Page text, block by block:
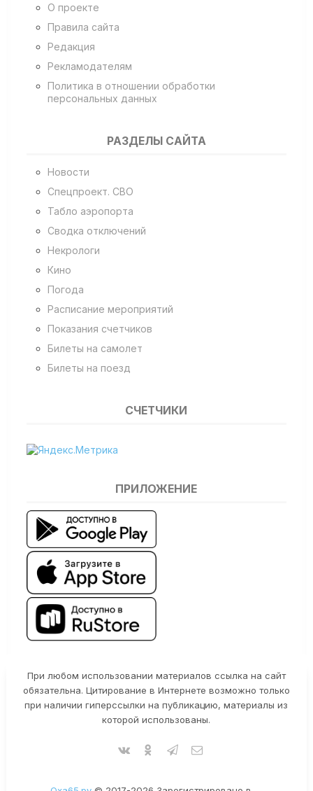
О проекте
Правила сайта
Редакция
Рекламодателям
Политика в отношении обработки
персональных данных
РАЗДЕЛЫ САЙТА
Новости
Спецпроект. СВО
Табло аэропорта
Сводка отключений
Некрологи
Кино
Погода
Расписание мероприятий
Показания счетчиков
Билеты на самолет
Билеты на поезд
СЧЕТЧИКИ
ПРИЛОЖЕНИЕ
При любом использовании материалов ссылка на сайт
обязательна. Цитирование в Интернете возможно только
при наличии гиперссылки на публикацию, материалы из
которой использованы.